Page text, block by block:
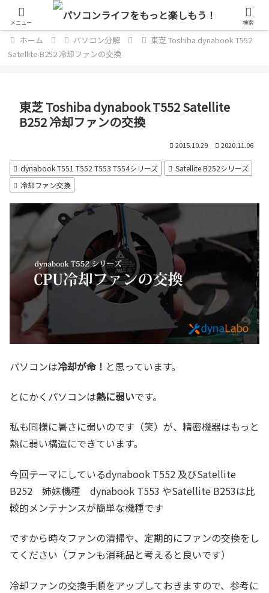
単なるパソコン好きのブログ
ホーム パソコン分解
東芝 Toshiba dynabook T552
Satellite B252 冷却ファンの交換
東芝 Toshiba dynabook T552 Satellite
B252 冷却ファンの交換
2015.10.29 2020.11.06
dynabook T551 T552 T553 T554シリーズ
Satellite B252シリーズ
冷却ファン交換
パソコンは冷却が命！ と思っています。
とにかくパソコンは熱に弱いです。
私も同様に暑さに弱いのです（笑）が、精密機器はもっと
熱に弱い構造にできています。
今回テーマにしているdynabook T552 及びSatellite
B252 姉妹機種 dynabook T553 やSatellite B253は比
較的メンテナンスが簡単な機種です
ですから時々ファンの清掃や、定期的にファンの交換をし
てください（ファンも消耗品と考えると良いです）
冷却ファンの交換手順をアップしておきますので、参考に
メニュー 検索